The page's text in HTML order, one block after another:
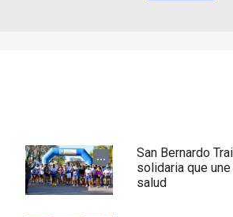
...
San Bernardo
solidaria que
salud